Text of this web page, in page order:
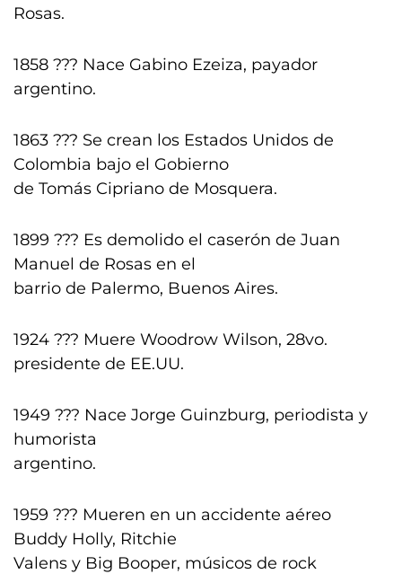
Rosas.
1858 ??? Nace Gabino Ezeiza, payador
argentino.
1863 ??? Se crean los Estados Unidos de
Colombia bajo el Gobierno
de Tomás Cipriano de Mosquera.
1899 ??? Es demolido el caserón de Juan
Manuel de Rosas en el
barrio de Palermo, Buenos Aires.
1924 ??? Muere Woodrow Wilson, 28vo.
presidente de EE.UU.
1949 ??? Nace Jorge Guinzburg, periodista y
humorista
argentino.
1959 ??? Mueren en un accidente aéreo
Buddy Holly, Ritchie
Valens y Big Booper, músicos de rock